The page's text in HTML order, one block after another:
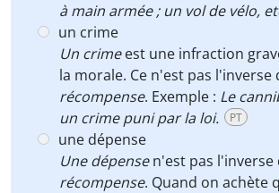
à main armée ; un vol de vélo,
un crime
Un crimeest une infraction
la morale. Ce n'est pas l'inverse
récompense. Exemple : Le
un crime puni par la loi.
PT
une dépense
Une dépensen'est pas l'inverse
récompense. Quand on achète